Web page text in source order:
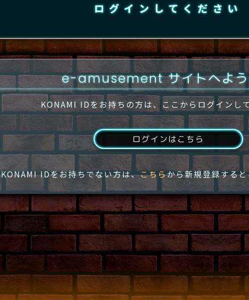
ログインしてください
e-amusement サイトへよ
KONAMI IDをお持ちの方は、ここからログインし
ログインはこちら
KONAMI IDをお持ちでない方は、こちらから新規登録する